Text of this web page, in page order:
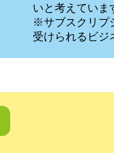
いと考えていま
※サブスクリプ
受けられるビジ